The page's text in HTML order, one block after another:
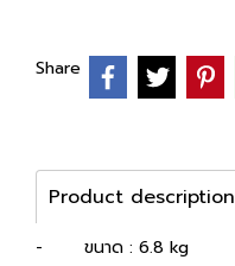
Share
Product description
- ขนาด : 6.8 kg